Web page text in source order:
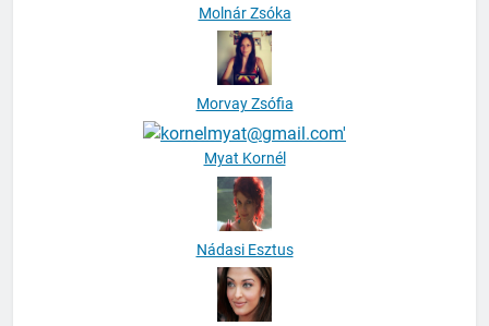
Molnár Zsóka
Morvay Zsófia
Myat Kornél
Nádasi Esztus